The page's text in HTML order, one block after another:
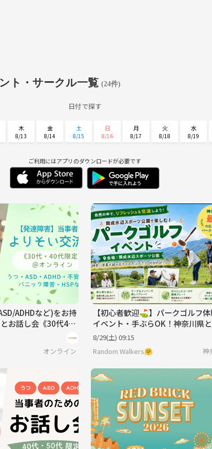
ト・サークル一覧 (24件)
日付で探す
木
8/13
金
8/14
土
8/15
日
8/16
月
8/17
火
8/18
水
8/19
9/1 9/2 9/3 9/4
ご利用にはアプリのダウンロードが必要です
ADHDなど)をお持
お話し会《30代40
イン
オンライン
【初心者歓迎⛳️】パークゴルフ
イベント・手ぶらOK！神奈川県
京都で最高の環境！
8/29(土) 09:15
Random Walkers🤗
神